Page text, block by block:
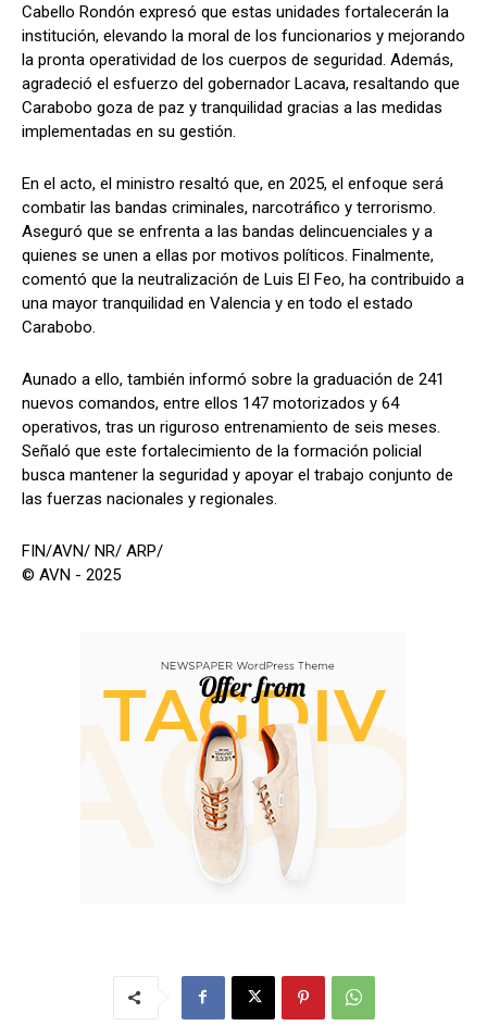
Cabello Rondón expresó que estas unidades fortalecerán la
institución, elevando la moral de los funcionarios y mejorando
la pronta operatividad de los cuerpos de seguridad. Además,
agradeció el esfuerzo del gobernador Lacava, resaltando que
Carabobo goza de paz y tranquilidad gracias a las medidas
implementadas en su gestión.
En el acto, el ministro resaltó que, en 2025, el enfoque será
combatir las bandas criminales, narcotráfico y terrorismo.
Aseguró que se enfrenta a las bandas delincuenciales y a
quienes se unen a ellas por motivos políticos. Finalmente,
comentó que la neutralización de Luis El Feo, ha contribuido a
una mayor tranquilidad en Valencia y en todo el estado
Carabobo.
Aunado a ello, también informó sobre la graduación de 241
nuevos comandos, entre ellos 147 motorizados y 64
operativos, tras un riguroso entrenamiento de seis meses.
Señaló que este fortalecimiento de la formación policial
busca mantener la seguridad y apoyar el trabajo conjunto de
las fuerzas nacionales y regionales.
FIN/AVN/ NR/ ARP/
© AVN - 2025